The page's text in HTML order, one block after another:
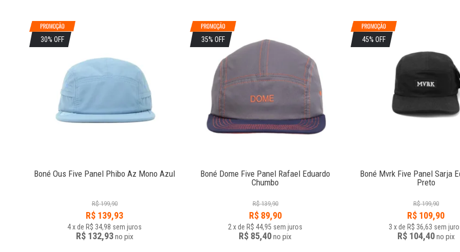
30% OFF
Boné Ous Five Panel Phibo Az Mono Azul
R$ 199,90
R$ 139,93
4xde R$ 34,98 sem juros
R$ 132,93no pix
35% OFF
Boné Dome Five Panel Rafael Eduardo
Chumbo
R$ 139,90
R$ 89,90
2xde R$ 44,95 sem juros
R$ 85,40no pix
45% OFF
Boné Mvrk Five Panel Sarja
Preto
R$ 199,90
R$ 109,90
3 xde R$ 36,63 sem
R$ 104,40no pix